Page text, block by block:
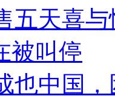
五天喜与
被叫停
也中国